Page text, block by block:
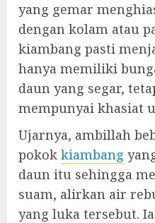
yang gemar
dengan kolam atau
kiambang pasti
hanya memiliki
daun yang segar,
mempunyai khasiat
Ujarnya, ambillah
pokok kiambang
daun itu sehingga
suam, alirkan air
yang luka tersebut.